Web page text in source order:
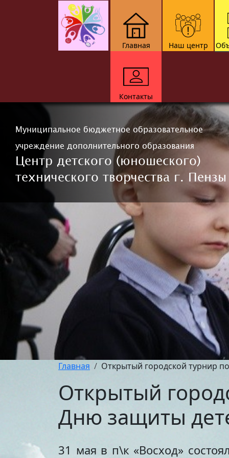
Главная Наш центр
Контакты
Муниципальное бюджетное образовательное
учреждение дополнительного образования
Центр детского (юношеского)
технического творчества г. Пензы
Главная Открытый городской турнир
Открытый
Дню защиты
31 мая в п\к «Восход»